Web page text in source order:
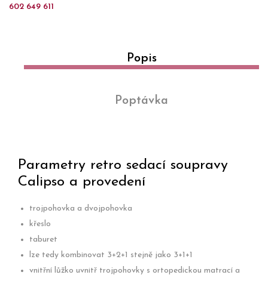
602 649 611
Popis
Poptávka
Parametry retro sedací soupravy
Calipso a provedení
trojpohovka a dvojpohovka
křeslo
taburet
lze tedy kombinovat 3+2+1 stejně jako 3+1+1
vnitřní lůžko uvnitř trojpohovky s ortopedickou matrací a